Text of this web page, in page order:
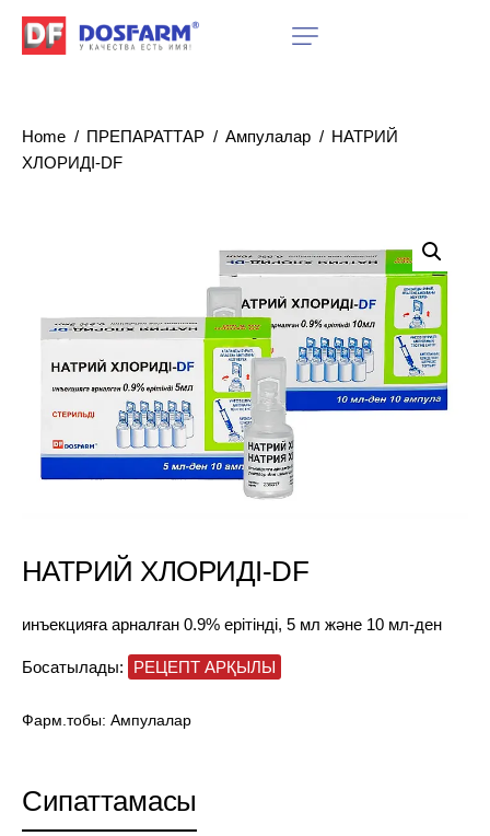
Home ПРЕПАРАТТАР Ампулалар
НАТРИЙ
ХЛОРИДІ-DF
НАТРИЙ ХЛОРИДІ-DF
инъекцияға арналған 0.9% ерітінді, 5 мл және 10 мл-ден
Босатылады: РЕЦЕПТ АРҚЫЛЫ
Фарм.тобы: Ампулалар
Сипаттамасы